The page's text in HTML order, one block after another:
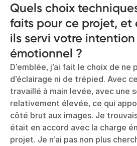
Quels choix
faits pour ce projet, et
ils servi votre
émotionnel ?
D’emblée, j’ai fait le choix de ne
d’éclairage ni de trépied. Avec
travaillé à main levée, avec une
relativement élevée, ce qui
côté brut aux images. Je
était en accord avec la charge
projet. Je n’ai pas non plus